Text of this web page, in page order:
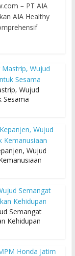
– PT AIA
AIA Healthy
Wujud
Sesama
Wujud
Semangat
Kehidupan